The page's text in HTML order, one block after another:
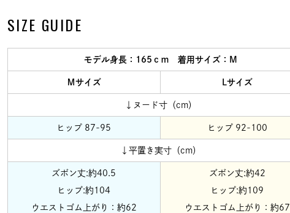
SIZE GUIDE
モデル身長：165ｃｍ 着用サイズ：M
Ｍサイズ Lサイズ
↓ヌード寸（cm）
ヒップ 87-95 ヒップ 92-100
↓平置き実寸（cm）
ズボン丈:約40.5
ヒップ:約104
ウエストゴム上がり：約62
ズボン丈:約42
ヒップ:約109
ウエストゴム上がり：約67